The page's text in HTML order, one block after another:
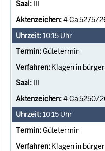
III
4 Ca 5275/
10:15 Uhr
Gütetermin
Klagen in
III
4 Ca 5250/
10:15 Uhr
Gütetermin
Klagen in